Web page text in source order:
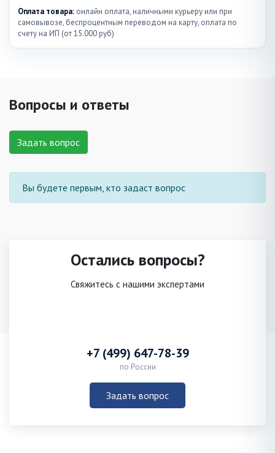
Оплата товара: онлайн оплата, наличными курьеру или при
самовывозе, беспроцентным переводом на карту, оплата по
счету на ИП (от 15.000 руб)
Вопросы и ответы
Задать вопрос
Вы будете первым, кто задаст вопрос
Остались вопросы?
Свяжитесь с нашими экспертами
+7 (499) 647-78-39
по России
Задать вопрос